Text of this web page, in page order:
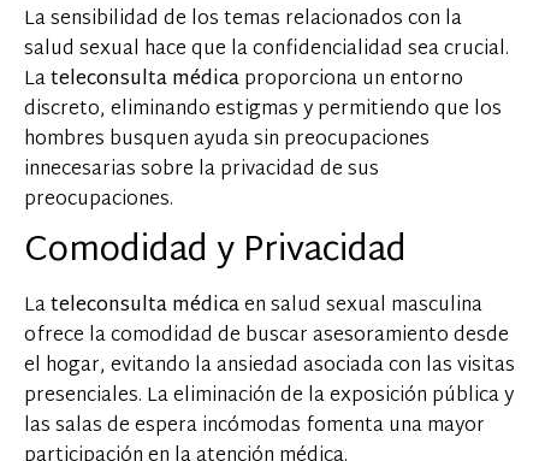
La sensibilidad de los temas relacionados con la
salud sexual hace que la confidencialidad sea crucial.
Lateleconsulta médicaproporciona un entorno
discreto, eliminando estigmas y permitiendo que los
hombres busquen ayuda sin preocupaciones
innecesarias sobre la privacidad de sus
preocupaciones.
Comodidad y Privacidad
Lateleconsulta médicaen salud sexual masculina
ofrece la comodidad de buscar asesoramiento desde
el hogar, evitando la ansiedad asociada con las visitas
presenciales. La eliminación de la exposición pública y
las salas de espera incómodas fomenta una mayor